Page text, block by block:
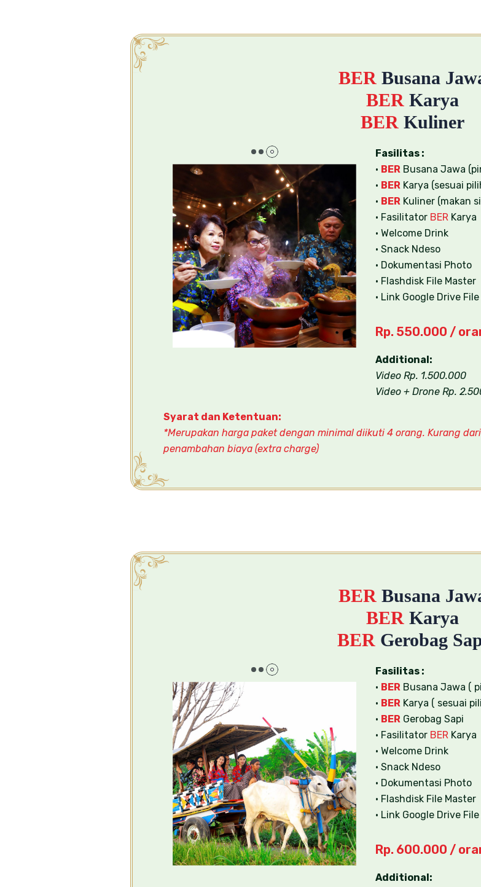
BER Busana
BER Karya
BER Kuliner
Fasilitas :
• BERBusana Jawa
• BERKarya (sesuai
• BERKuliner (makan
• Fasilitator BERKarya
• Welcome Drink
• Snack Ndeso
• Dokumentasi Photo
• Flashdisk File Master
• Link Google Drive
Rp. 550.000 /
Additional:
Video Rp. 1.500.000
Video + Drone Rp.
Syarat dan Ketentuan:
*Merupakan harga paket dengan minimal diikuti 4 orang. Kurang
penambahan biaya (extra charge)
BER Busana
BER Karya
BER Gerobag
Fasilitas :
• BERBusana Jawa (
• BERKarya ( sesuai
• BERGerobag Sapi
• Fasilitator BERKarya
• Welcome Drink
• Snack Ndeso
• Dokumentasi Photo
• Flashdisk File Master
• Link Google Drive
Rp. 600.000 /
Additional: